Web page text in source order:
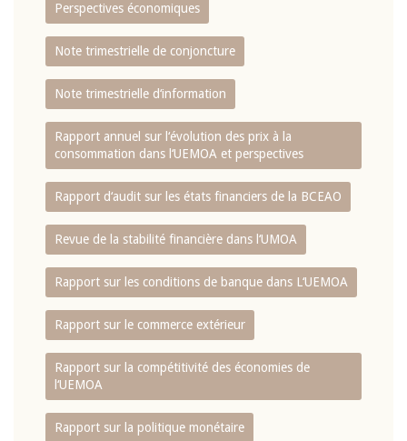
Perspectives économiques
Note trimestrielle de conjoncture
Note trimestrielle d‘information
Rapport annuel sur l‘évolution des prix à la
consommation dans l‘UEMOA et perspectives
Rapport d‘audit sur les états financiers de la BCEAO
Revue de la stabilité financière dans l‘UMOA
Rapport sur les conditions de banque dans L‘UEMOA
Rapport sur le commerce extérieur
Rapport sur la compétitivité des économies de
l‘UEMOA
Rapport sur la politique monétaire